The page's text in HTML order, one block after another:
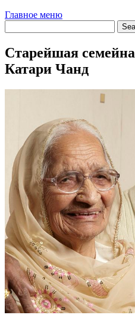
Главное меню
Старейшая
Катари Чанд